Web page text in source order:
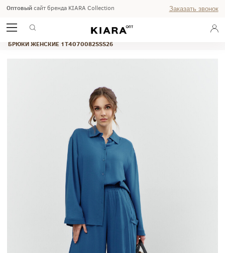
Оптовыйсайт бренда KIARA Collection Заказать звонок
ВЕСНА-ЛЕТО 2026
БРЮКИ ЖЕНСКИЕ 1T4070082SSS26